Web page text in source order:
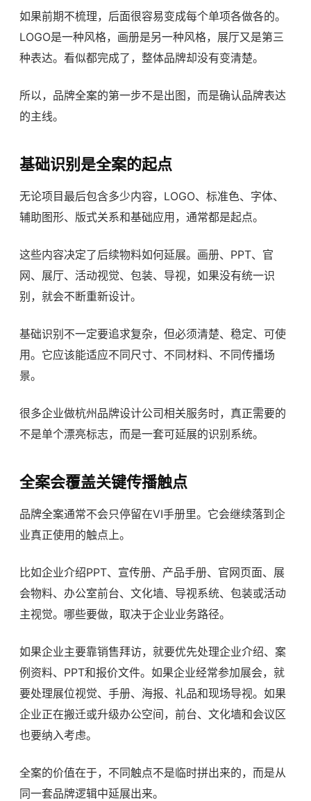
如果前期不梳理，后面很容易变成每个单项各做各的。
LOGO是一种风格，画册是另一种风格，展厅又是第三
种表达。看似都完成了，整体品牌却没有变清楚。
所以，品牌全案的第一步不是出图，而是确认品牌表达
的主线。
基础识别是全案的起点
无论项目最后包含多少内容，LOGO、标准色、字体、
辅助图形、版式关系和基础应用，通常都是起点。
这些内容决定了后续物料如何延展。画册、PPT、官
网、展厅、活动视觉、包装、导视，如果没有统一识
别，就会不断重新设计。
基础识别不一定要追求复杂，但必须清楚、稳定、可使
用。它应该能适应不同尺寸、不同材料、不同传播场
景。
很多企业做杭州品牌设计公司相关服务时，真正需要的
不是单个漂亮标志，而是一套可延展的识别系统。
全案会覆盖关键传播触点
品牌全案通常不会只停留在VI手册里。它会继续落到企
业真正使用的触点上。
比如企业介绍PPT、宣传册、产品手册、官网页面、展
会物料、办公室前台、文化墙、导视系统、包装或活动
主视觉。哪些要做，取决于企业业务路径。
如果企业主要靠销售拜访，就要优先处理企业介绍、案
例资料、PPT和报价文件。如果企业经常参加展会，就
要处理展位视觉、手册、海报、礼品和现场导视。如果
企业正在搬迁或升级办公空间，前台、文化墙和会议区
也要纳入考虑。
全案的价值在于，不同触点不是临时拼出来的，而是从
同一套品牌逻辑中延展出来。